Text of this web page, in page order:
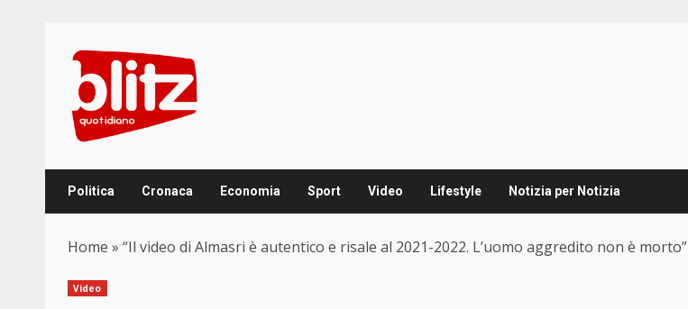
content
Politica Cronaca Economia Sport Video Lifestyle Notizia per Notizia
Home » “Il video di Almasri è autentico e risale al 2021-2022. L’uomo aggredito non è morto”
Video